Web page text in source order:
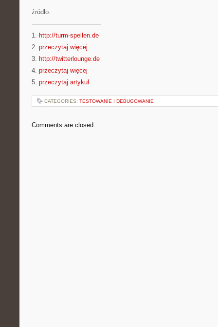
źródło:
———————————
1. http://turm-spellen.de
2. przeczytaj więcej
3. http://twitterlounge.de
4. przeczytaj więcej
5. przeczytaj artykuł
CATEGORIES: TESTOWANIE I DEBUGOWANIE
Comments are closed.